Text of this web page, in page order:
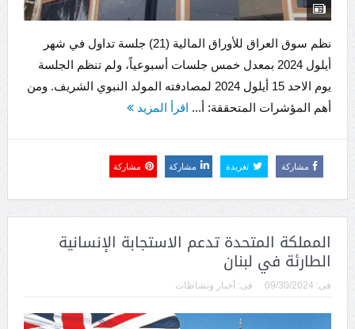
نظم سوق العراق للأوراق المالية (21) جلسة تداول في شهر
أيلول 2024 بمعدل خمس جلسات أسبوعياً، ولم تنظم الجلسة
يوم الاحد 15 أيلول 2024 لمصادفته المولد النبوي الشريف. ومن
أهم المؤشرات المتحققة: أ... اقرأ المزيد
مشاركة تغريدة مشاركة مشاركة
المملكة المتحدة تدعم الاستجابة الإنسانية
الطارئة في لبنان
فى: 09/30/2024 فى: أخبار ونشاطات